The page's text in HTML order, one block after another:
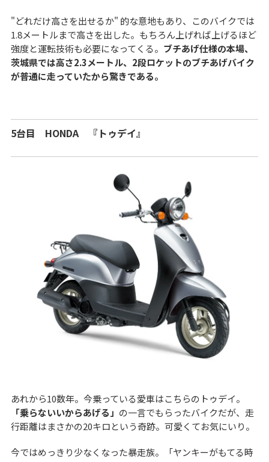
"どれだけ高さを出せるか" 的な意地もあり、このバイクでは
1.8メートルまで高さを出した。もちろん上げれば上げるほど
強度と運転技術も必要になってくる。 ブチあげ仕様の本場、
茨城県では高さ2.3メートル、2段ロケットのブチあげバイク
が普通に走っていたから驚きである。
5台目 HONDA 『トゥデイ』
あれから10数年。今乗っている愛車はこちらのトゥデイ。
「乗らないいからあげる」 の一言でもらったバイクだが、走
行距離はまさかの20キロという奇跡。可愛くてお気にいり。
今ではめっきり少なくなった暴走族。「ヤンキーがもてる時